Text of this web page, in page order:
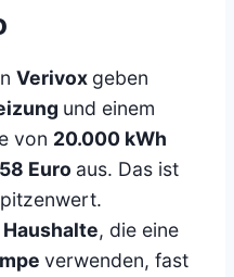
Verivox geben
und einem
von 20.000 kWh
Euro aus. Das ist
, die eine
verwenden, fast